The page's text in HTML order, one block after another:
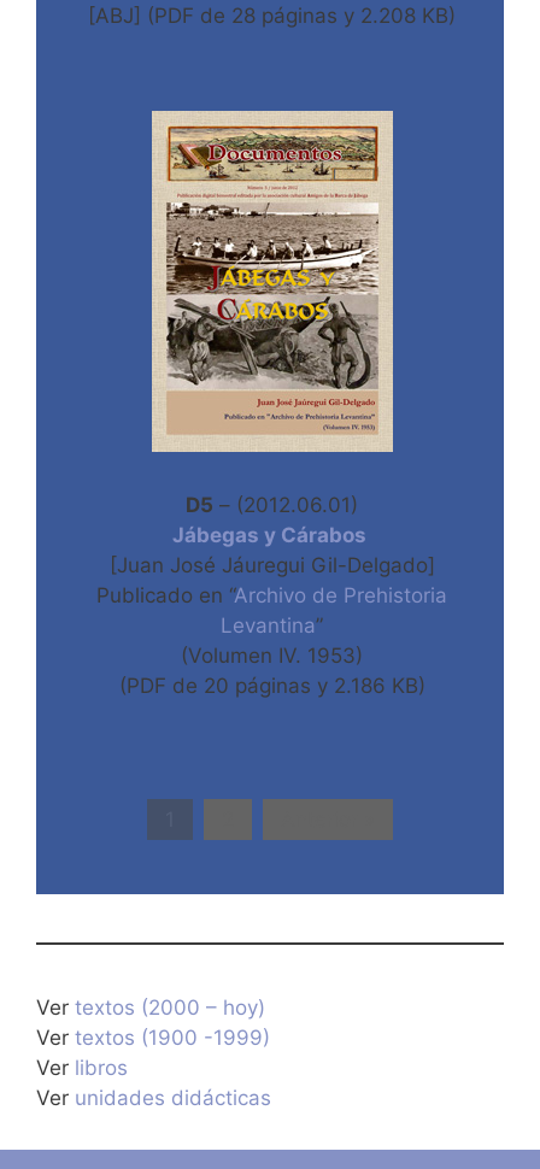
[ABJ] (PDF de 28 páginas y 2.208 KB)
D5 – (2012.06.01)
Jábegas y Cárabos
[Juan José Jáuregui Gil-Delgado]
Publicado en “Archivo de Prehistoria
Levantina”
(Volumen IV. 1953)
(PDF de 20 páginas y 2.186 KB)
Ver textos (2000 – hoy)
Ver textos (1900 -1999)
Ver libros
Ver unidades didácticas